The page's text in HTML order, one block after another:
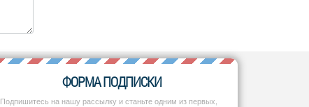
ФОРМА ПОДПИСКИ
Подпишитесь на нашу рассылку и станьте одним из первых,